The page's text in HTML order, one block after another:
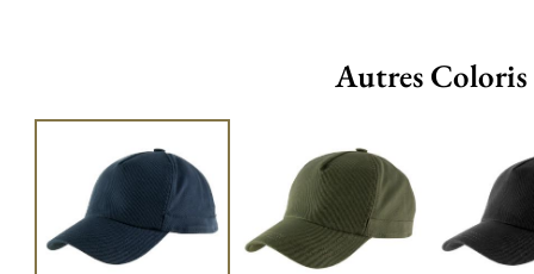
Autres Coloris